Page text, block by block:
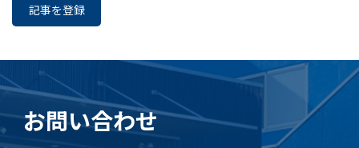
記事を登録
お問い合わせ